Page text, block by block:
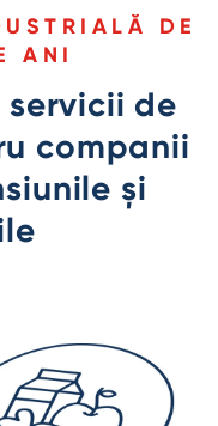
DE
ANI
de
companii
și